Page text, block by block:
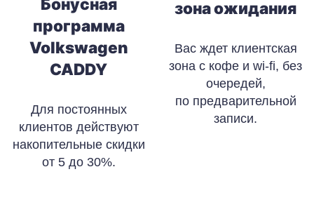
программа
Volkswagen
CADDY
Для постоянных
клиентов действуют
накопительные скидки
от 5 до 30%.
зона ожидания
Вас ждет клиентская
зона с кофе и wi-fi, без
очередей,
по предварительной
записи.